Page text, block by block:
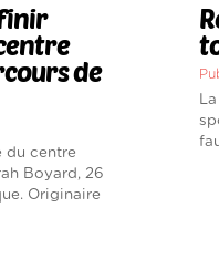
de
du centre
Boyard, 26
Originaire